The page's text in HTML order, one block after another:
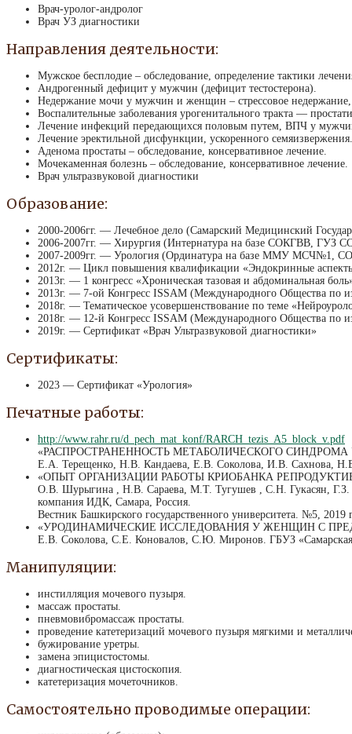
Врач-уролог-андролог
Врач УЗ диагностики
Направления деятельности:
Мужское бесплодие – обследование, определение тактики
Андрогенный дефицит у мужчин (дефицит тестостерона).
Недержание мочи у мужчин и женщин – стрессовое
Воспалительные заболевания урогенитального тракта —
Лечение инфекций передающихся половым путем, ВПЧ у
Лечение эректильной дисфункции, ускоренного семяизвержения.
Аденома простаты – обследование, консервативное лечение.
Мочекаменная болезнь – обследование, консервативное лечение.
Врач ультразвуковой диагностики
Образование:
2000-2006гг. — Лечебное дело (Самарский Медицинский
2006-2007гг. — Хирургия (Интернатура на базе СОКГВВ, ГУЗ
2007-2009гг. — Урология (Ординатура на базе ММУ МСЧ№1,
2012г. — Цикл повышения квалификации «Эндокринные
2013г. — 1 конгресс «Хроническая тазовая и абдоминальная
2013г. — 7-ой Конгресс ISSAM (Международного Общества по
2018г. — Тематическое усовершенствование по теме
2018г. — 12-й Конгресс ISSAM (Международного Общества по
2019г. — Сертификат «Врач Ультразвуковой диагностики»
Сертификаты:
2023 — Сертификат «Урология»
Печатные работы:
http://www.rahr.ru/d_pech_mat_konf/RARCH_tezis_A5_block_v.pdf
«РАСПРОСТРАНЕННОСТЬ МЕТАБОЛИЧЕСКОГО
Е.А. Терещенко, Н.В. Кандаева, Е.В. Соколова, И.В. Сахнова,
«ОПЫТ ОРГАНИЗАЦИИ РАБОТЫ КРИОБАНКА
О.В. Шурыгина , Н.В. Сараева, М.Т. Тугушев , С.Н. Гукасян,
компания ИДК, Самара, Россия.
Вестник Башкирского государственного университета. №5, 2019
«УРОДИНАМИЧЕСКИЕ ИССЛЕДОВАНИЯ У ЖЕНЩИН С
Е.В. Соколова, С.Е. Коновалов, С.Ю. Миронов. ГБУЗ
Манипуляции:
инстилляция мочевого пузыря.
массаж простаты.
пневмовибромассаж простаты.
проведение катетеризаций мочевого пузыря мягкими и
бужирование уретры.
замена эпицистостомы.
диагностическая цистоскопия.
катетеризация мочеточников.
Самостоятельно проводимые операции: